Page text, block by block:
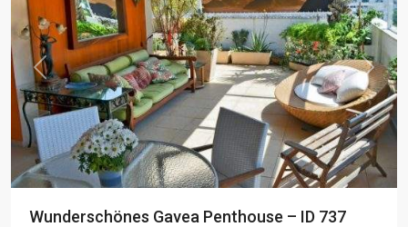
Previous Next
Wunderschönes Gavea Penthouse – ID 737